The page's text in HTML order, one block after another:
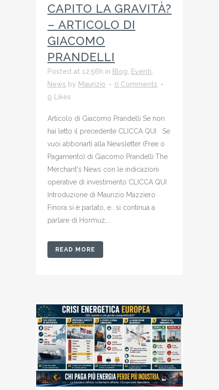
CAPITO LA GRAVITÀ?
– ARTICOLO DI
GIACOMO
PRANDELLI
Posted at 12:56h in Blog Eventi
News by Maurizio
0 Comments
0
Likes
Articolo di Giacomo Prandelli Se non
hai letto il precedente CLICCA QUI Se
vuoi abbonarti alla Newsletter (Free o
Pagamento) di Giacomo Prandelli The
Merchant's News con le indicazioni
operative di investimento CLICCA QUI
Introduzione di Maurizio Mazziero
Finora si è parlato, e.. si continua a
parlare di Hormuz,...
READ MORE